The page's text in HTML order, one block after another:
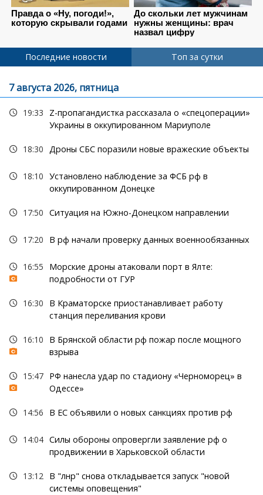
Последние новости Топ за сутки
7 августа 2026, пятница
19:33
Z-пропагандистка рассказала о «спецоперации»
Украины в оккупированном Мариуполе
18:30 Дроны СБС поразили новые вражеские объекты
18:10 Установлено наблюдение за ФСБ рф в
оккупированном Донецке
17:50 Ситуация на Южно-Донецком направлении
17:20 В рф начали проверку данных военнообязанных
16:55
Морские дроны атаковали порт в Ялте:
подробности от ГУР
16:30
В Краматорске приостанавливает работу
станция переливания крови
16:10
В Брянской области рф пожар после мощного
взрыва
15:47 РФ нанесла удар по стадиону «Черноморец» в
Одессе»
14:56 В ЕС объявили о новых санкциях против рф
14:04 Силы обороны опровергли заявление рф о
продвижении в Харьковской области
13:12 В "лнр" снова откладывается запуск "новой
системы оповещения"